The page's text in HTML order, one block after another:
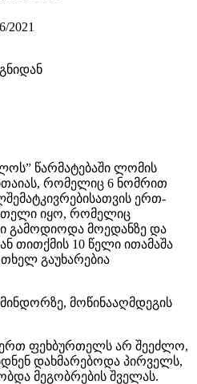
2021
წარმატებაში ლომის
რომელიც 6 ნომრით
ერთ-
იყო, რომელიც
გამოდიოდა მოედანზე და
თითქმის 10 წელი ითამაშა
გაუხარებია
მოწინააღმდეგის
ერთ ფეხბურთელს არ შეეძლო,
დახმარებოდა პირველს,
მეგობრების შველას.